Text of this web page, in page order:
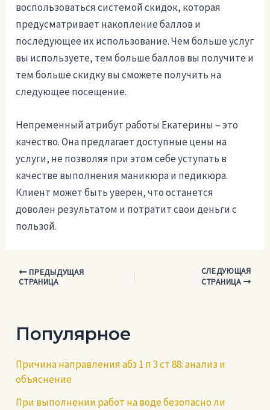
воспользоваться системой скидок, которая
предусматривает накопление баллов и
последующее их использование. Чем больше услуг
вы используете, тем больше баллов вы получите и
тем больше скидку вы сможете получить на
следующее посещение.
Непременный атрибут работы Екатерины – это
качество. Она предлагает доступные цены на
услуги, не позволяя при этом себе уступать в
качестве выполнения маникюра и педикюра.
Клиент может быть уверен, что останется
доволен результатом и потратит свои деньги с
пользой.
Навигация
ПРЕДЫДУЩАЯ
СТРАНИЦА
СЛЕДУЮЩАЯ
СТРАНИЦА
Популярное
Причина направления абз 1 п 3 ст 88: анализ и
объяснение
При выполнении работ на воде безопасно ли